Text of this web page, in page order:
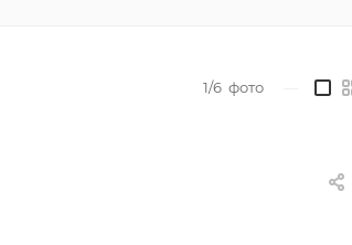
1/6 фото